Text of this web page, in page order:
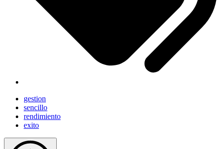
gestion
sencillo
rendimiento
exito